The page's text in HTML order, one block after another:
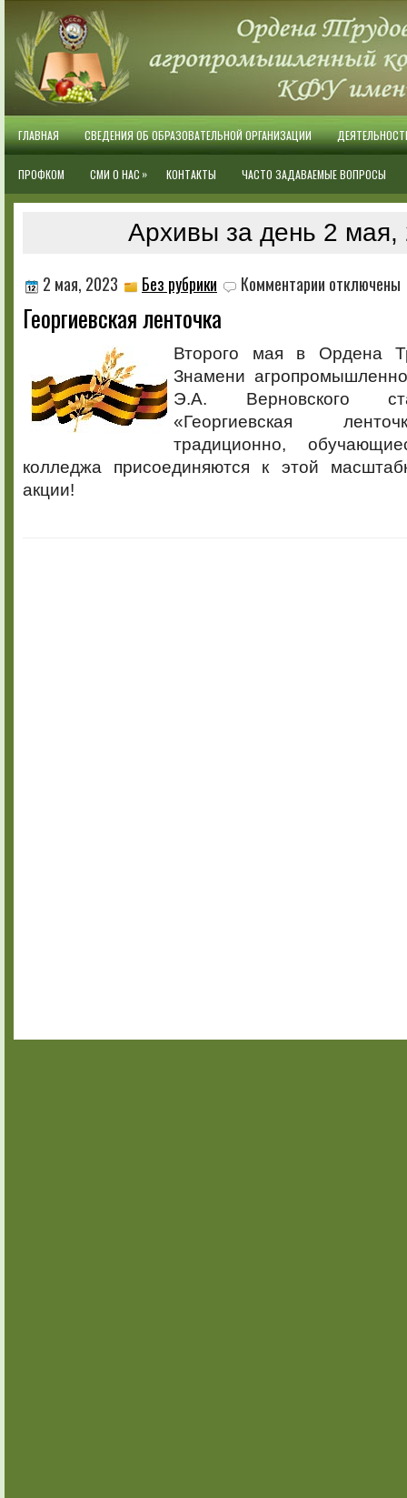
ГЛАВНАЯ СВЕДЕНИЯ ОБ ОБРАЗОВАТЕЛЬНОЙ ОРГАНИЗАЦИИ
ПРОФКОМ СМИ О НАС » КОНТАКТЫ ЧАСТО ЗАДАВАЕМЫЕ ВОПРОСЫ
Архивы за день 2 мая,
2 мая, 2023 Без рубрики Комментарии записи
отключены
Георгиевская ленточка
Второго мая в Ордена
Знамени
Э.А. Верновского
«Георгиевская
традиционно,
колледжа присоединяются к этой
акции!